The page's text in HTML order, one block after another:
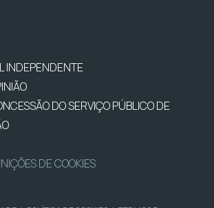
INDEPENDENTE
DO SERVIÇO PÚBLICO DE
DE COOKIES